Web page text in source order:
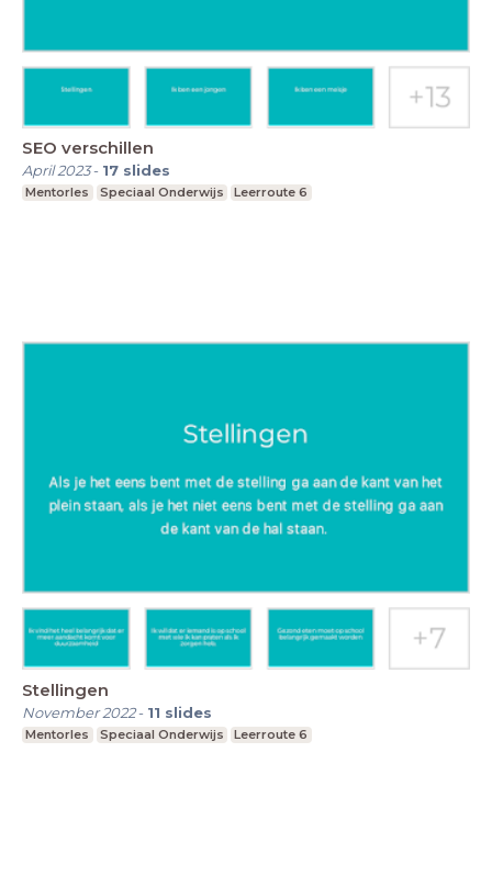
SEO verschillen
April 2023- 17 slides
Mentorles Speciaal Onderwijs Leerroute 6
Stellingen
November 2022- 11 slides
Mentorles Speciaal Onderwijs Leerroute 6